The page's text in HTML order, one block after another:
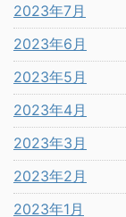
2023年7月
2023年6月
2023年5月
2023年4月
2023年3月
2023年2月
2023年1月